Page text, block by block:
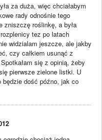
za duża, więc chciałabym
rady odnośnie tego
zniszczę roślinkę, a była
tez po latach
widzialam jeszcze, ale jakby
czy całkiem usunąć z
się z opinią, żeby
pierwsze zielone listki. U
będzie dość późno, jak co